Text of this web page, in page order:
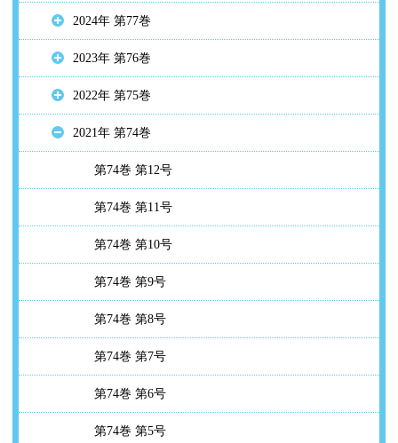
2024年 第77巻
2023年 第76巻
2022年 第75巻
2021年 第74巻
第74巻 第12号
第74巻 第11号
第74巻 第10号
第74巻 第9号
第74巻 第8号
第74巻 第7号
第74巻 第6号
第74巻 第5号